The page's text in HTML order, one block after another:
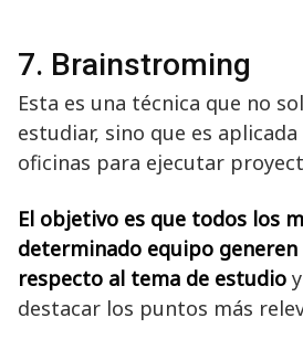
7. Brainstroming
Esta es una técnica que no
estudiar, sino que es
oficinas para ejecutar
El objetivo es que todos los
determinado equipo generen
respecto al tema de estudio
destacar los puntos más